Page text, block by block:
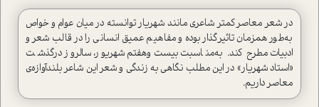
در شعر معاصر کمتر شاعری مانند شهریار توانسته در میان عوام و خواص
به‌طور همزمان تاثیرگذار بوده و مفاهیم عمیق انسانی را در قالب شعر و
ادبیات مطرح کند. به‌مناسبت بیست‌و‌هفتم شهریور، سالروز درگذشت
«استاد شهریار» در این مطلب نگاهی به زندگی و شعر این شاعر بلندآوازه‌ی
معاصر داریم.